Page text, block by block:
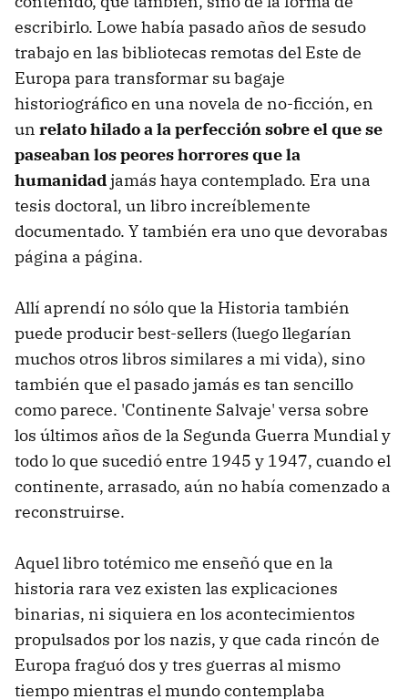
escribirlo. Lowe había pasado años de sesudo
trabajo en las bibliotecas remotas del Este de
Europa para transformar su bagaje
historiográfico en una novela de no-ficción, en
un relato hilado a la perfección sobre el que se
paseaban los peores horrores que la
humanidadjamás haya contemplado. Era una
tesis doctoral, un libro increíblemente
documentado. Y también era uno que devorabas
página a página.
Allí aprendí no sólo que la Historia también
puede producir best-sellers (luego llegarían
muchos otros libros similares a mi vida), sino
también que el pasado jamás es tan sencillo
como parece. 'Continente Salvaje' versa sobre
los últimos años de la Segunda Guerra Mundial y
todo lo que sucedió entre 1945 y 1947, cuando el
continente, arrasado, aún no había comenzado a
reconstruirse.
Aquel libro totémico me enseñó que en la
historia rara vez existen las explicaciones
binarias, ni siquiera en los acontecimientos
propulsados por los nazis, y que cada rincón de
Europa fraguó dos y tres guerras al mismo
tiempo mientras el mundo contemplaba